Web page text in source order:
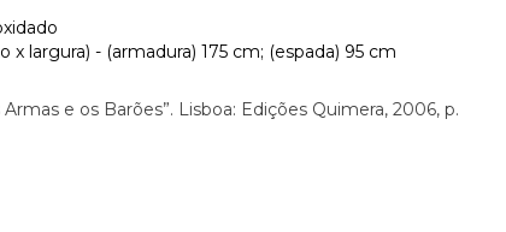
largura) - (armadura) 175 cm; (espada) 95 cm
e os Barões”. Lisboa: Edições Quimera, 2006, p.